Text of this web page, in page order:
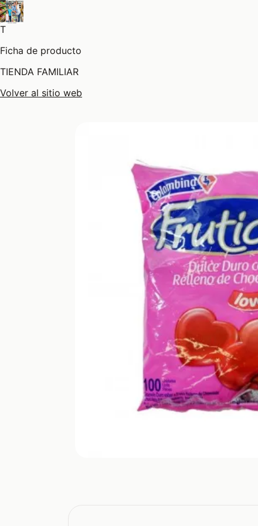
T
Ficha de producto
TIENDA FAMILIAR
Volver al sitio web